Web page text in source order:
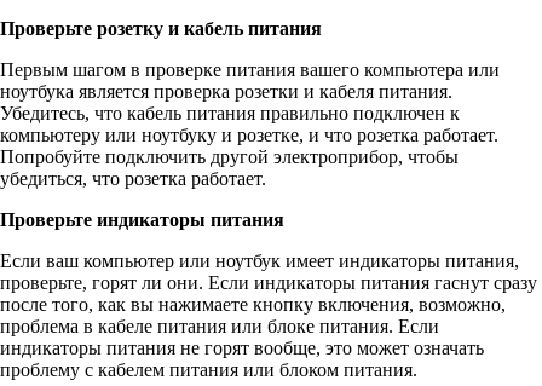
Проверьте розетку и кабель питания
Первым шагом в проверке питания вашего компьютера или
ноутбука является проверка розетки и кабеля питания.
Убедитесь, что кабель питания правильно подключен к
компьютеру или ноутбуку и розетке, и что розетка работает.
Попробуйте подключить другой электроприбор, чтобы
убедиться, что розетка работает.
Проверьте индикаторы питания
Если ваш компьютер или ноутбук имеет индикаторы питания,
проверьте, горят ли они. Если индикаторы питания гаснут сразу
после того, как вы нажимаете кнопку включения, возможно,
проблема в кабеле питания или блоке питания. Если
индикаторы питания не горят вообще, это может означать
проблему с кабелем питания или блоком питания.